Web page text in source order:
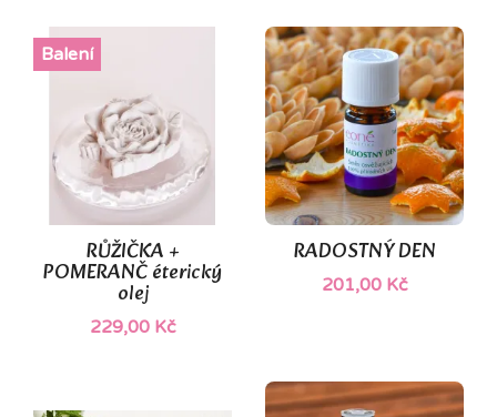
RŮŽIČKA +
POMERANČ éterický
olej
229,00 Kč
Balení
RADOSTNÝ DEN
201,00 Kč